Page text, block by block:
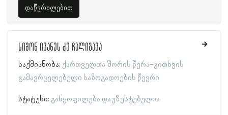
დაწვრილებით
სიმონ ივანეს ძე ჩალიგავა
საქმიანობა: ქართველთა შორის წერა-კითხვის
გამავრცელებელი საზოგადოების წევრი
სტატუსი: განყოფილება დაუზუსტებელია